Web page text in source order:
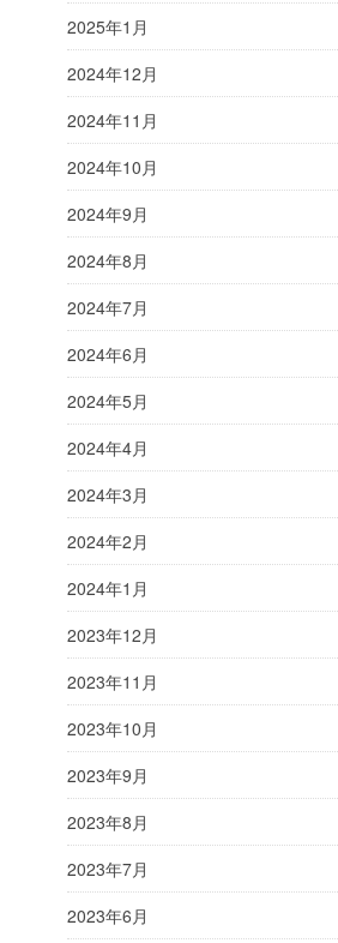
2025年1月
2024年12月
2024年11月
2024年10月
2024年9月
2024年8月
2024年7月
2024年6月
2024年5月
2024年4月
2024年3月
2024年2月
2024年1月
2023年12月
2023年11月
2023年10月
2023年9月
2023年8月
2023年7月
2023年6月